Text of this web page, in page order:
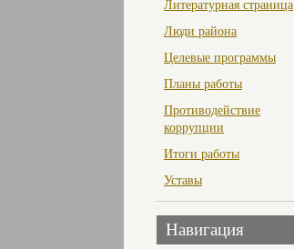
Литературная страница
Люди района
Целевые программы
Планы работы
Противодействие
коррупции
Итоги работы
Уставы
Навигация